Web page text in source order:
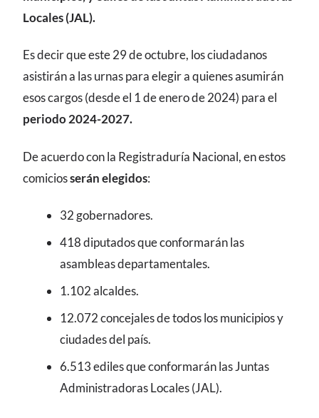
Locales (JAL).
Es decir que este 29 de octubre, los ciudadanos
asistirán a las urnas para elegir a quienes asumirán
esos cargos (desde el 1 de enero de 2024) para el
periodo 2024-2027.
De acuerdo con la Registraduría Nacional, en estos
comiciosserán elegidos:
32 gobernadores.
418 diputados que conformarán las
asambleas departamentales.
1.102 alcaldes.
12.072 concejales de todos los municipios y
ciudades del país.
6.513 ediles que conformarán las Juntas
Administradoras Locales (JAL).